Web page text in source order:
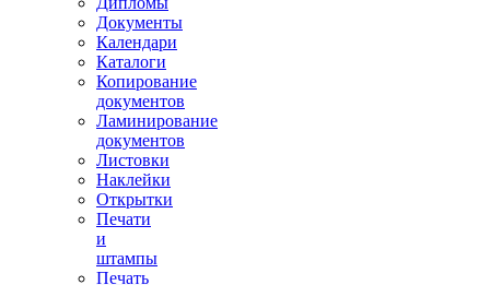
Документы
Календари
Каталоги
Копирование
документов
Ламинирование
документов
Листовки
Наклейки
Открытки
Печати
и
штампы
Печать